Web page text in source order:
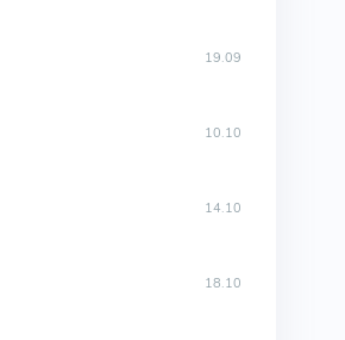
19.09
10.10
14.10
18.10